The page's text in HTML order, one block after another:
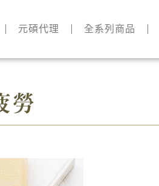
元碩代理 全系列商品
勞